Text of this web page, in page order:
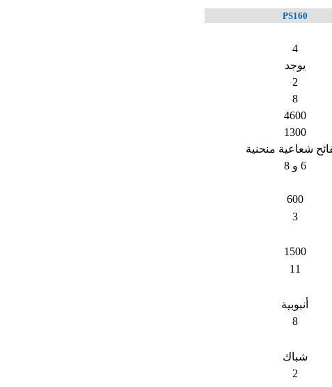
PS160
4
يوجد
2
8
4600
1300
شعاعية منحنية
6 و 8
600
3
1500
11
أنبوبية
8
شباك
2